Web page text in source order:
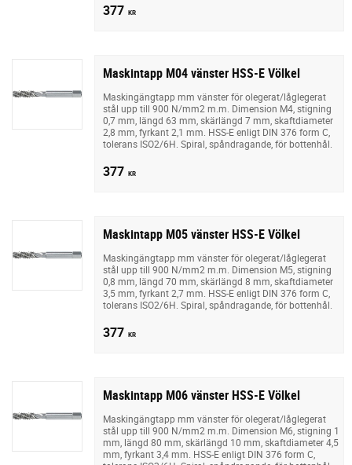
377 KR
Maskintapp M04 vänster HSS-E Völkel
Maskingängtapp mm vänster för olegerat/låglegerat
stål upp till 900 N/mm2 m.m. Dimension M4, stigning
0,7 mm, längd 63 mm, skärlängd 7 mm, skaftdiameter
2,8 mm, fyrkant 2,1 mm. HSS-E enligt DIN 376 form C,
tolerans ISO2/6H. Spiral, spåndragande, för bottenhål.
377 KR
Maskintapp M05 vänster HSS-E Völkel
Maskingängtapp mm vänster för olegerat/låglegerat
stål upp till 900 N/mm2 m.m. Dimension M5, stigning
0,8 mm, längd 70 mm, skärlängd 8 mm, skaftdiameter
3,5 mm, fyrkant 2,7 mm. HSS-E enligt DIN 376 form C,
tolerans ISO2/6H. Spiral, spåndragande, för bottenhål.
377 KR
Maskintapp M06 vänster HSS-E Völkel
Maskingängtapp mm vänster för olegerat/låglegerat
stål upp till 900 N/mm2 m.m. Dimension M6, stigning 1
mm, längd 80 mm, skärlängd 10 mm, skaftdiameter 4,5
mm, fyrkant 3,4 mm. HSS-E enligt DIN 376 form C,